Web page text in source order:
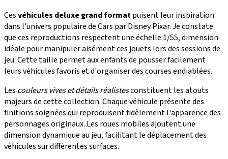
Cesvéhicules deluxe grand formatpuisent leur inspiration
dans l'univers populaire de Cars par Disney Pixar. Je constate
que ces reproductions respectent une échelle 1/55, dimension
idéale pour manipuler aisément ces jouets lors des sessions de
jeu. Cette taille permet aux enfants de pousser facilement
leurs véhicules favoris et d'organiser des courses endiablées.
Les couleurs vives et détails réalistesconstituent les atouts
majeurs de cette collection. Chaque véhicule présente des
finitions soignées qui reproduisent fidèlement l'apparence des
personnages originaux. Les roues mobiles ajoutent une
dimension dynamique au jeu, facilitant le déplacement des
véhicules sur différentes surfaces.